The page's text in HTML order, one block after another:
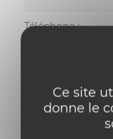
Téléphone :
Ce site
donne le